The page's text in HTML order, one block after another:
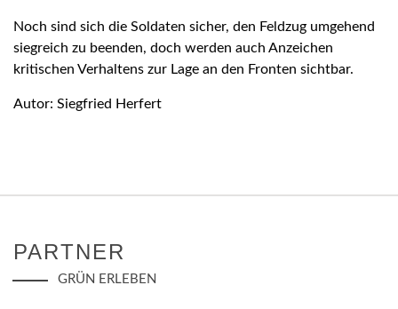
Noch sind sich die Soldaten sicher, den Feldzug umgehend
siegreich zu beenden, doch werden auch Anzeichen
kritischen Verhaltens zur Lage an den Fronten sichtbar.
Autor: Siegfried Herfert
PARTNER
GRÜN ERLEBEN